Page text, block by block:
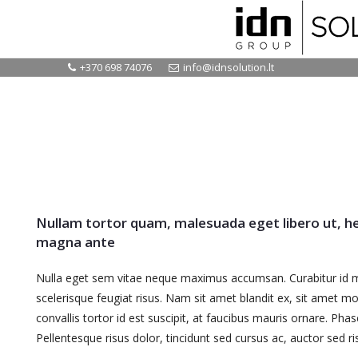
+370 698 74076 info@idnsolution.lt
Nullam tortor quam, malesuada eget libero ut,
magna ante
Nulla eget sem vitae neque maximus accumsan. Curabitur
scelerisque feugiat risus. Nam sit amet blandit ex, sit amet
convallis tortor id est suscipit, at faucibus mauris ornare.
Pellentesque risus dolor, tincidunt sed cursus ac, auctor sed